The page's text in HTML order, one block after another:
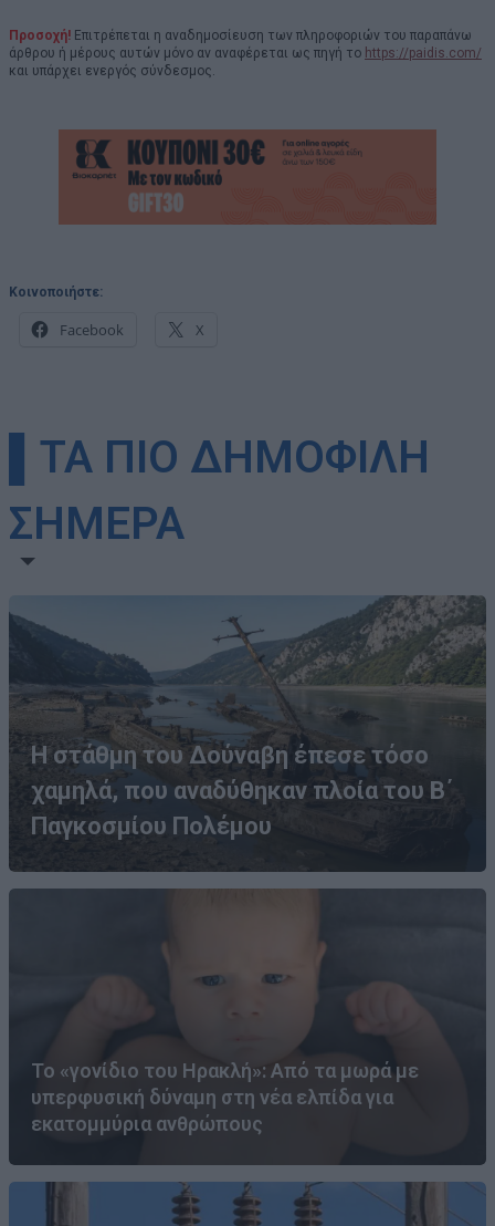
Προσοχή! Επιτρέπεται η αναδημοσίευση των πληροφοριών του παραπάνω
άρθρου ή μέρους αυτών μόνο αν αναφέρεται ως πηγή το https://paidis.com/
και υπάρχει ενεργός σύνδεσμος.
Κοινοποιήστε:
Facebook X
▌ΤΑ ΠΙΟ ΔΗΜΟΦΙΛΗ
ΣΗΜΕΡΑ
Η στάθμη του Δούναβη έπεσε τόσο
χαμηλά, που αναδύθηκαν πλοία του Β΄
Παγκοσμίου Πολέμου
Το «γονίδιο του Ηρακλή»: Από τα μωρά με
υπερφυσική δύναμη στη νέα ελπίδα για
εκατομμύρια ανθρώπους